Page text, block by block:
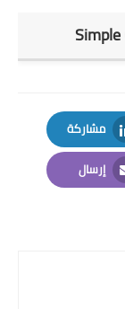
مشاركة
LinkedIn
إرسال
Email